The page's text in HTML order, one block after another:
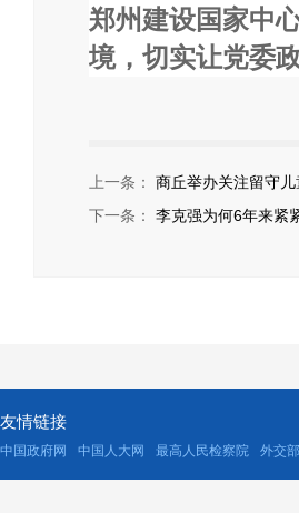
郑州建设国家中
境，切实让党委
上一条： 商丘举办关注留守
下一条： 李克强为何6年来紧
友情链接
中国政府网 中国人大网 最高人民检察院 外交部